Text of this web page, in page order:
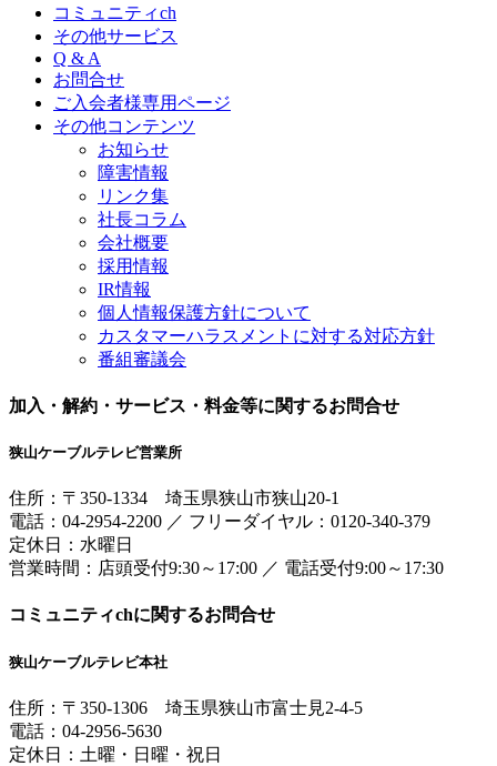
コミュニティch
その他サービス
Q & A
お問合せ
ご入会者様専用ページ
その他コンテンツ
お知らせ
障害情報
リンク集
社長コラム
会社概要
採用情報
IR情報
個人情報保護方針について
カスタマーハラスメントに対する対応方針
番組審議会
加入・解約・サービス・料金等に関するお問合せ
狭山ケーブルテレビ営業所
住所： 〒350-1334 埼玉県狭山市狭山20-1
電話： 04-2954-2200 ／ フリーダイヤル：0120-340-379
定休日：水曜日
営業時間： 店頭受付9:30～17:00 ／ 電話受付9:00～17:30
コミュニティchに関するお問合せ
狭山ケーブルテレビ本社
住所： 〒350-1306 埼玉県狭山市富士見2-4-5
電話： 04-2956-5630
定休日：土曜・日曜・祝日